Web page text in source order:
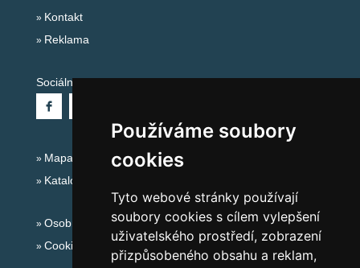
Používáme soubory
cookies
Tyto webové stránky používají
soubory cookies s cílem vylepšení
uživatelského prostředí, zobrazení
přizpůsobeného obsahu a reklam,
Kontakt
Reklama
Sociální sítě:
Mapa serveru Alpy - Rakousko
Katalog ubytování
Osobní údaje
Cookies